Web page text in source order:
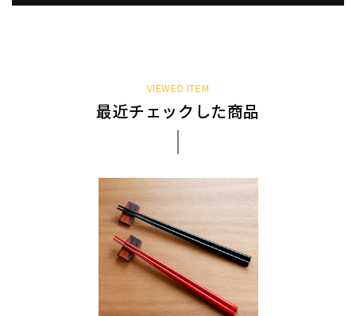
VIEWED ITEM
最近チェックした商品